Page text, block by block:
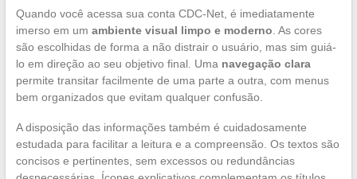
Quando você acessa sua conta CDC-Net, é imediatamente
imerso em um ambiente visual limpo e moderno . As cores
são escolhidas de forma a não distrair o usuário, mas sim guiá-
lo em direção ao seu objetivo final. Uma navegação clara
permite transitar facilmente de uma parte a outra, com menus
bem organizados que evitam qualquer confusão.
A disposição das informações também é cuidadosamente
estudada para facilitar a leitura e a compreensão. Os textos são
concisos e pertinentes, sem excessos ou redundâncias